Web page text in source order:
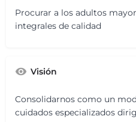
Procurar a los adultos
integrales de calidad
Visión
Consolidarnos como un
cuidados especializados